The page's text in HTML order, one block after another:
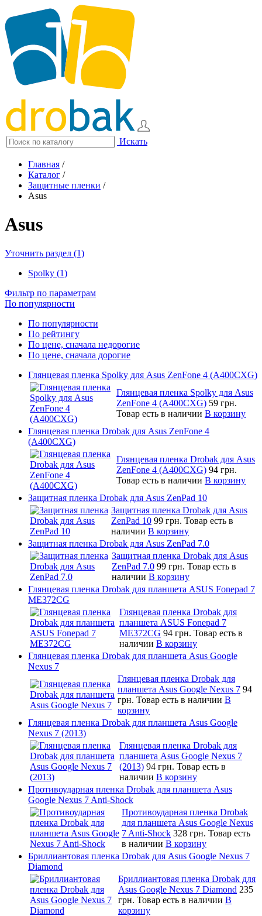
Искать
Главная /
Каталог /
Защитные пленки /
Asus
Asus
Уточнить раздел (1)
Spolky (1)
Фильтр по параметрам
По популярности
По популярности
По рейтингу
По цене, сначала недорогие
По цене, сначала дорогие
Глянцевая пленка Spolky для Asus ZenFone 4 (A400CXG)
Глянцевая пленка Spolky для Asus
ZenFone 4 (A400CXG) 59 грн.
Товар есть в наличии В корзину
Глянцевая пленка Drobak для Asus ZenFone 4
(A400CXG)
Глянцевая пленка Drobak для Asus
ZenFone 4 (A400CXG) 94 грн.
Товар есть в наличии В корзину
Защитная пленка Drobak для Asus ZenPad 10
Защитная пленка Drobak для Asus
ZenPad 10 99 грн. Товар есть в
наличии В корзину
Защитная пленка Drobak для Asus ZenPad 7.0
Защитная пленка Drobak для Asus
ZenPad 7.0 99 грн. Товар есть в
наличии В корзину
Глянцевая пленка Drobak для планшета ASUS Fonepad 7
ME372CG
Глянцевая пленка Drobak для
планшета ASUS Fonepad 7
ME372CG 94 грн. Товар есть в
наличии В корзину
Глянцевая пленка Drobak для планшета Asus Google
Nexus 7
Глянцевая пленка Drobak для
планшета Asus Google Nexus 7 94
грн. Товар есть в наличии В
корзину
Глянцевая пленка Drobak для планшета Asus Google
Nexus 7 (2013)
Глянцевая пленка Drobak для
планшета Asus Google Nexus 7
(2013) 94 грн. Товар есть в
наличии В корзину
Противоударная пленка Drobak для планшета Asus
Google Nexus 7 Anti-Shock
Противоударная пленка Drobak
для планшета Asus Google Nexus
7 Anti-Shock 328 грн. Товар есть
в наличии В корзину
Бриллиантовая пленка Drobak для Asus Google Nexus 7
Diamond
Бриллиантовая пленка Drobak для
Asus Google Nexus 7 Diamond 235
грн. Товар есть в наличии В
корзину